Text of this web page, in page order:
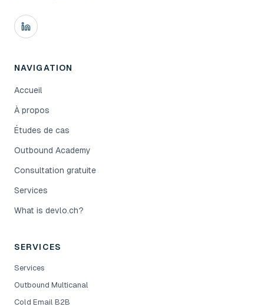
NAVIGATION
Accueil
À propos
Études de cas
Outbound Academy
Consultation gratuite
Services
What is devlo.ch?
SERVICES
Services
Outbound Multicanal
Cold Email B2B